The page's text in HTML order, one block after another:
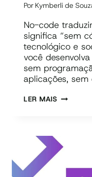
Por Kymberli de
No-code
significa “sem
tecnológico e
você
sem
aplicações, sem
LER MAISNO-
É?